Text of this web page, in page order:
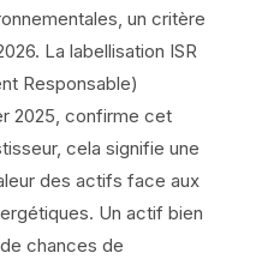
un critère
La labellisation ISR
Responsable)
2025, confirme cet
cela signifie une
des actifs face aux
Un actif bien
chances de